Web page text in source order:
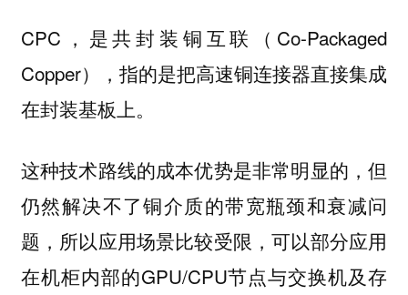
CPC，是共封装铜互联（Co-Packaged
Copper），指的是把高速铜连接器直接集成
在封装基板上。
这种技术路线的成本优势是非常明显的，但
仍然解决不了铜介质的带宽瓶颈和衰减问
题，所以应用场景比较受限，可以部分应用
在机柜内部的GPU/CPU节点与交换机及存